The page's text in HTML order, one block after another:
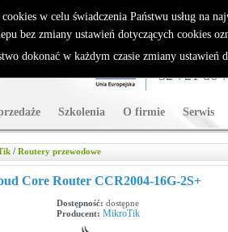
Szkolenia O firmie Serwis
WSPARCIE
32 721 86
/ Routery przewodowe
Core Router CCR2004-16G-2S+
Dostępność: dostępne
Producent: MikroTik
w celu świadczenia Państwu usług na
bez zmiany ustawień dotyczących cookies
dokonać w każdym czasie zmiany ustawień